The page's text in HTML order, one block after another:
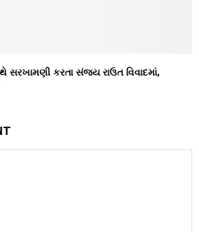
કરતા સંજય રાઉત વિવાદમાં,